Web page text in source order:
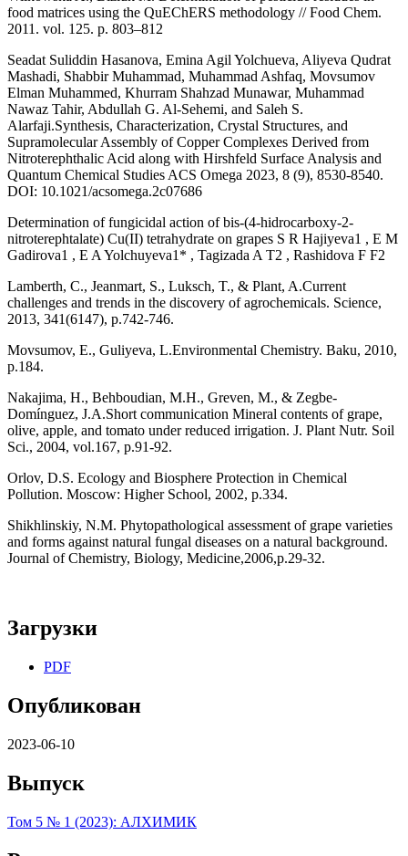
food matrices using the QuEChERS methodology // Food Chem.
2011. vol. 125. p. 803–812
Seadat Suliddin Hasanova, Emina Agil Yolchueva, Aliyeva Qudrat
Mashadi, Shabbir Muhammad, Muhammad Ashfaq, Movsumov
Elman Muhammed, Khurram Shahzad Munawar, Muhammad
Nawaz Tahir, Abdullah G. Al-Sehemi, and Saleh S.
Alarfaji.Synthesis, Characterization, Crystal Structures, and
Supramolecular Assembly of Copper Complexes Derived from
Nitroterephthalic Acid along with Hirshfeld Surface Analysis and
Quantum Chemical Studies ACS Omega 2023, 8 (9), 8530-8540.
DOI: 10.1021/acsomega.2c07686
Determination of fungicidal action of bis-(4-hidrocarboxy-2-
nitroterephtalate) Cu(II) tetrahydrate on grapes S R Hajiyeva1 , E M
Gadirova1 , E A Yolchuyeva1* , Tagizada A T2 , Rashidova F F2
Lamberth, C., Jeanmart, S., Luksch, T., & Plant, A.Current
challenges and trends in the discovery of agrochemicals. Science,
2013, 341(6147), p.742-746.
Movsumov, E., Guliyeva, L.Environmental Chemistry. Baku, 2010,
p.184.
Nakajima, H., Behboudian, M.H., Greven, M., & Zegbe-
Domínguez, J.A.Short communication Mineral contents of grape,
olive, apple, and tomato under reduced irrigation. J. Plant Nutr. Soil
Sci., 2004, vol.167, p.91-92.
Orlov, D.S. Ecology and Biosphere Protection in Chemical
Pollution. Moscow: Higher School, 2002, p.334.
Shikhlinskiy, N.M. Phytopathological assessment of grape varieties
and forms against natural fungal diseases on a natural background.
Journal of Chemistry, Biology, Medicine,2006,p.29-32.
Загрузки
PDF
Опубликован
2023-06-10
Выпуск
Том 5 № 1 (2023): АЛХИМИК